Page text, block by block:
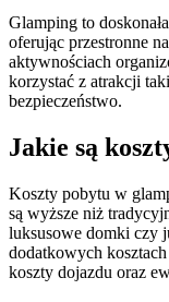
Glamping to
oferując przestronne
aktywnościach
korzystać z atrakcji
bezpieczeństwo.
Jakie są
Koszty pobytu w
są wyższe niż
luksusowe domki czy
dodatkowych
koszty dojazdu oraz